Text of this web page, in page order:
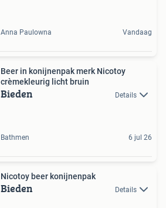
Anna Paulowna Vandaag
Beer in konijnenpak merk Nicotoy
crèmekleurig licht bruin
Bieden Details
Bathmen 6 jul 26
Nicotoy beer konijnenpak
Bieden Details